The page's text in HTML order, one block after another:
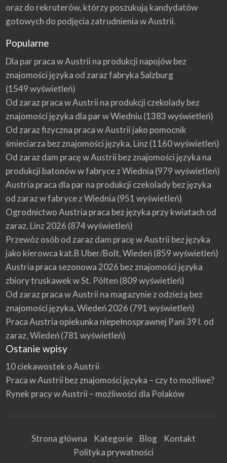
oraz do rekruterów, którzy poszukują kandydatów
gotowych do podjęcia zatrudnienia w Austrii.
Popularne
Dla par praca w Austrii na produkcji napojów bez
znajomości języka od zaraz fabryka Salzburg
(1549 wyświetleń)
Od zaraz praca w Austrii na produkcji czekolady bez
znajomości języka dla par w Wiedniu (1383 wyświetleń)
Od zaraz fizyczna praca w Austrii jako pomocnik
śmieciarza bez znajomości języka, Linz (1160 wyświetleń)
Od zaraz dam pracę w Austrii bez znajomości języka na
produkcji batonów w fabryce z Wiednia (979 wyświetleń)
Austria praca dla par na produkcji czekolady bez języka
od zaraz w fabryce z Wiednia (951 wyświetleń)
Ogrodnictwo Austria praca bez języka przy kwiatach od
zaraz, Linz 2026 (874 wyświetleń)
Przewóz osób od zaraz dam pracę w Austrii bez języka
jako kierowca kat.B Uber/Bolt, Wiedeń(859 wyświetleń)
Austria praca sezonowa 2026 bez znajomości języka
zbiory truskawek w St. Pölten (809 wyświetleń)
Od zaraz praca w Austrii na magazynie z odzieżą bez
znajomości języka, Wiedeń 2026 (791 wyświetleń)
Praca Austria opiekunka niepełnosprawnej Pani 39 l. od
zaraz, Wiedeń(781 wyświetleń)
Ostanie wpisy
10 ciekawostek o Austrii
Praca w Austrii bez znajomości języka – czy to możliwe?
Rynek pracy w Austrii – możliwości dla Polaków
Strona główna Kategorie Blog
Kontakt
Polityka prywatności